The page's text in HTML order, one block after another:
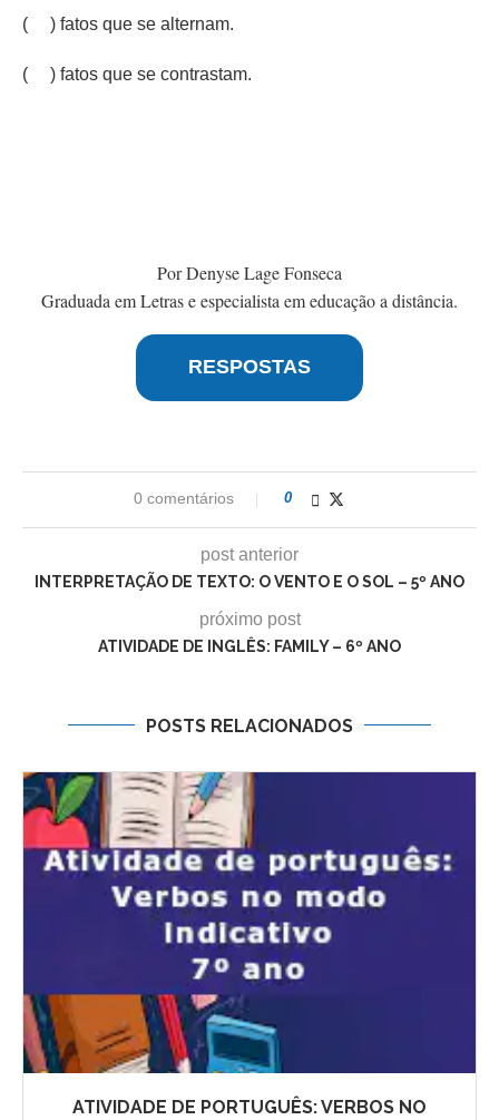
( ) fatos que se alternam.
( ) fatos que se contrastam.
Por Denyse Lage Fonseca
Graduada em Letras e especialista em educação a distância.
RESPOSTAS
0 comentários 0
post anterior
INTERPRETAÇÃO DE TEXTO: O VENTO E O SOL – 5º ANO
próximo post
ATIVIDADE DE INGLÊS: FAMILY – 6º ANO
POSTS RELACIONADOS
ATIVIDADE DE PORTUGUÊS: VERBOS NO